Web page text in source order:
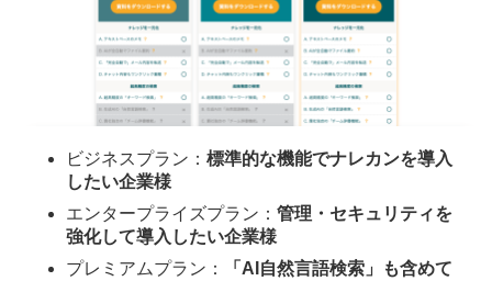
ビジネスプラン： 標準的な機能でナレカンを導入
したい企業様
エンタープライズプラン： 管理・セキュリティを
強化して導入したい企業様
プレミアムプラン：
「AI自然言語検索」も含めて